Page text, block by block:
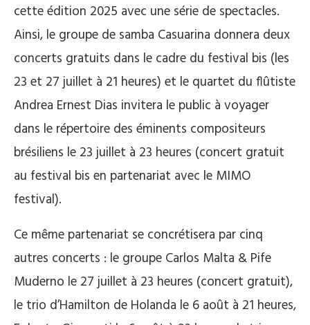
cette édition 2025 avec une série de spectacles.
Ainsi, le groupe de samba Casuarina donnera deux
concerts gratuits dans le cadre du festival bis (les
23 et 27 juillet à 21 heures) et le quartet du flûtiste
Andrea Ernest Dias invitera le public à voyager
dans le répertoire des éminents compositeurs
brésiliens le 23 juillet à 23 heures (concert gratuit
au festival bis en partenariat avec le MIMO
festival).
Ce même partenariat se concrétisera par cinq
autres concerts : le groupe Carlos Malta & Pife
Muderno le 27 juillet à 23 heures (concert gratuit),
le trio d’Hamilton de Holanda le 6 août à 21 heures,